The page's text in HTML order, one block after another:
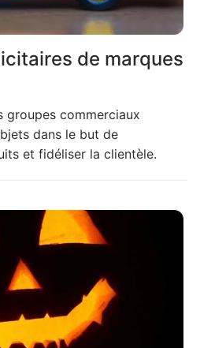
de marques
groupes commerciaux
dans le but de
et fidéliser la clientèle.